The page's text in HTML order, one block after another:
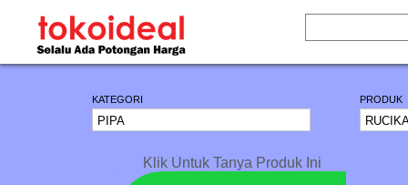
KATEGORI PRODUK
Klik Untuk Tanya Produk Ini